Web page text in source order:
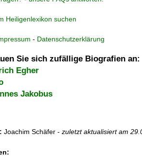
Heiligenlexikon suchen
- Datenschutzerklärung
Sie sich zufällige Biografien an:
Egher
Jakobus
Joachim Schäfer - zuletzt aktualisiert am